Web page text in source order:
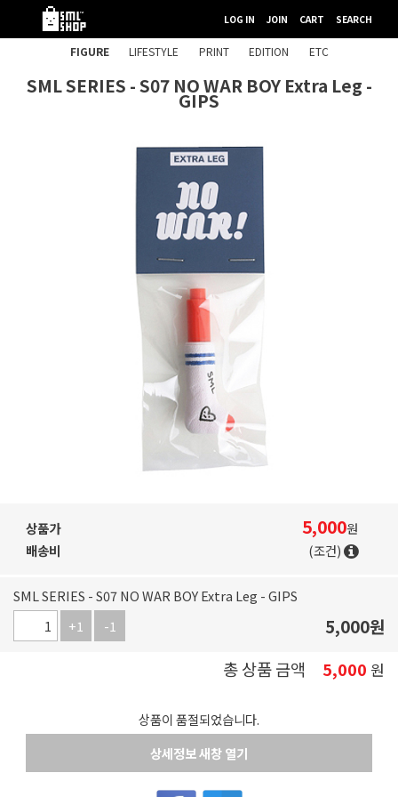
LOG IN JOIN CART SEARCH
FIGURE LIFESTYLE PRINT EDITION ETC
SML SERIES - S07 NO WAR BOY Extra Leg -
GIPS
상품가 5,000원
배송비
(조건)
SML SERIES - S07 NO WAR BOY Extra Leg - GIPS
+1
-1 5,000원
총 상품 금액
5,000 원
상품이 품절되었습니다.
상세정보 새창 열기